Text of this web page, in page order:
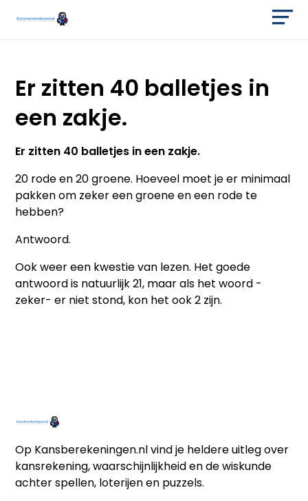
Er zitten 40 balletjes in
een zakje.
Er zitten 40 balletjes in een zakje.
20 rode en 20 groene. Hoeveel moet je er minimaal
pakken om zeker een groene en een rode te
hebben?
Antwoord.
Ook weer een kwestie van lezen. Het goede
antwoord is natuurlijk 21, maar als het woord -
zeker- er niet stond, kon het ook 2 zijn.
Op Kansberekeningen.nlvind je heldere uitleg over
kansrekening, waarschijnlijkheid en de wiskunde
achter spellen, loterijen en puzzels.